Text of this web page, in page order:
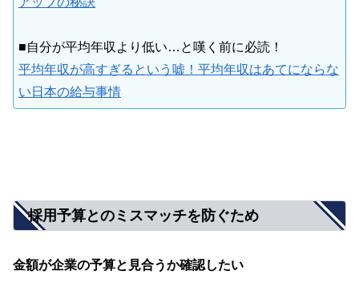
■自分が平均年収より低い…と嘆く前に必読！
平均年収が高すぎるという嘘！平均年収はあてにならな
い日本の給与事情
採用予算とのミスマッチを防ぐため
金額が企業の予算と見合うか確認したい